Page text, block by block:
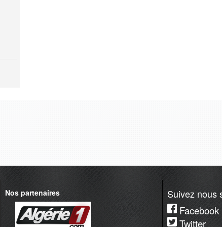
Nos partenaires
Suivez nous
Facebook
Twitter